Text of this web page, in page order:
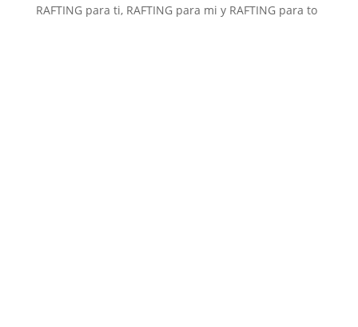
RAFTING para ti, RAFTING para mi y RAFTING para to